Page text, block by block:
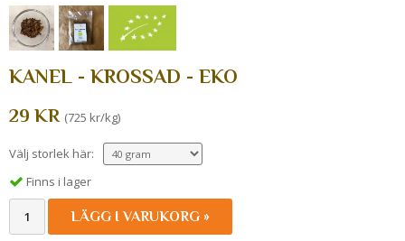
KANEL - KROSSAD - EKO
29 KR (725 kr/kg)
Välj storlek här:
Finns i lager
LÄGG I VARUKORG »